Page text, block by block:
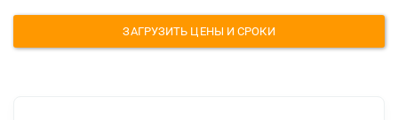
ЗАГРУЗИТЬ ЦЕНЫ И СРОКИ